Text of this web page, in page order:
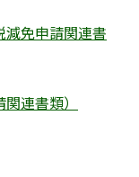
免申請関連書
連書類）